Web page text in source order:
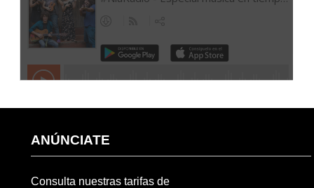
ANÚNCIATE
Consulta nuestras tarifas de